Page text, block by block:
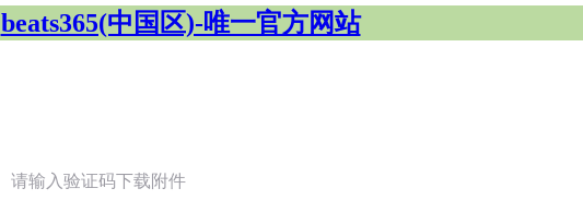
beats365(中国区)-唯一官方网站
请输入验证码下载附件